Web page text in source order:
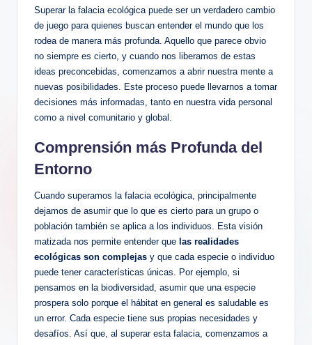
Superar la falacia ecológica puede ser un verdadero cambio
de juego para quienes buscan entender el mundo que los
rodea de manera más profunda. Aquello que parece obvio
no siempre es cierto, y cuando nos liberamos de estas
ideas preconcebidas, comenzamos a abrir nuestra mente a
nuevas posibilidades. Este proceso puede llevarnos a tomar
decisiones más informadas, tanto en nuestra vida personal
como a nivel comunitario y global.
Comprensión más Profunda del
Entorno
Cuando superamos la falacia ecológica, principalmente
dejamos de asumir que lo que es cierto para un grupo o
población también se aplica a los individuos. Esta visión
matizada nos permite entender que las realidades
ecológicas son complejas y que cada especie o individuo
puede tener características únicas. Por ejemplo, si
pensamos en la biodiversidad, asumir que una especie
prospera solo porque el hábitat en general es saludable es
un error. Cada especie tiene sus propias necesidades y
desafíos. Así que, al superar esta falacia, comenzamos a